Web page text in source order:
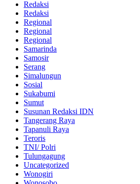
Redaksi
Redaksi
Regional
Regional
Regional
Samarinda
Samosir
Serang
Simalungun
Sosial
Sukabumi
Sumut
Susunan Redaksi IDN
Tangerang Raya
Tapanuli Raya
Teroris
TNI/ Polri
Tulungagung
Uncategorized
Wonogiri